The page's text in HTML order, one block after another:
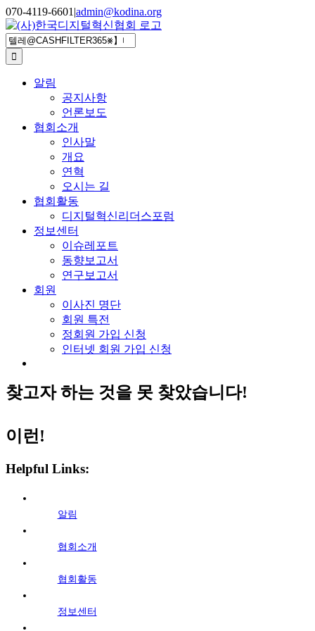
Skip
to
content
070-4119-6601 |admin@kodina.org
검
색
...
알림
공지사항
언론보도
협회소개
인사말
개요
연혁
오시는 길
협회활동
디지털혁신리더스포럼
정보센터
이슈레포트
동향보고서
연구보고서
회원
이사진 명단
회원 특전
정회원 가입 신청
인터넷 회원 가입 신청
찾고자 하는 것을 못 찾았습니다!
이런!
Helpful Links:
알림
협회소개
협회활동
정보센터